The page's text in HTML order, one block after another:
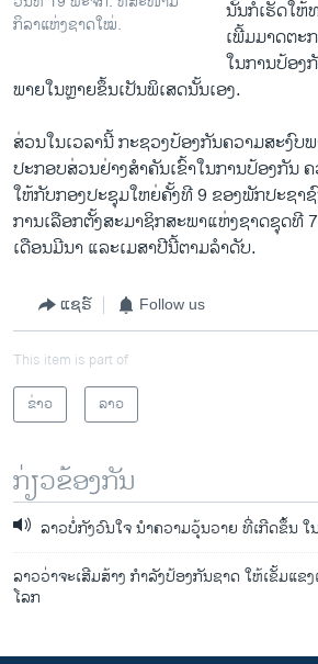
ກິລາແຫ່ງຊາດໃໝ່.
ນັ້ນກໍ​ເຮັດ​ໃຫ້​
ເພີ້ມ​ມາດ​ຕະ
ໃນ​ການ​ປ້ອງ​
ພາຍ​ໃນຫຼາຍຂຶ້ນ​ເປັນ​ພິ​ເສດ​ນັ້ນ​ເອງ.
ສ່ວນ​ໃນ​ເວລາ​ນີ້ ກະ​ຊວງ​ປ້ອງ​ກັນ​ຄວາ​ມສະ​ງົບ​
ປະກອບສ່ວນ​ຢ່າງ​ສໍາຄັນ​ເຂົ້າ​ໃນ​ການ​ປ້ອງ​ກັນ
ໃຫ້​ກັບ​ກອງ​ປະຊຸມ​ໃຫຍ່​ຄັ້ງທີ 9 ຂອງ​ພັກ​ປະຊາ
ການ​ເລືອກ​ຕັ້ງສະມາຊິກ​ສະພາ​ແຫ່ງ​ຊາດ​ຊຸດ​ທີ
ເດືອນ​ມີນາ ​ແລະ​ເມສາ​ປີນີ້​ຕາມ​ລໍາດັບ.
ແຊຣ໌ Follow us
This item is part of
ຂ່າວ
ລາວ
ກ່ຽວຂ້ອງກັນ
ລາວບໍ່ກັງວົນໃຈ ນໍາຄວາມວຸ້ນວາຍ ທີ່ເກີດຂຶ້ນ ໃ
ລາວວ່າຈະເສີມສ້າງ ກໍາລັງປ້ອງກັນຊາດ ໃຫ້ເຂັ້ມແ
ໂລກ